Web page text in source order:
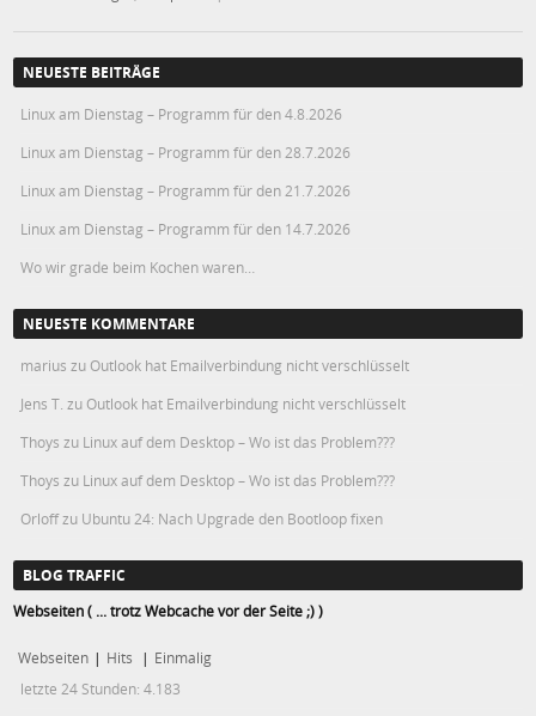
NEUESTE BEITRÄGE
Linux am Dienstag – Programm für den 4.8.2026
Linux am Dienstag – Programm für den 28.7.2026
Linux am Dienstag – Programm für den 21.7.2026
Linux am Dienstag – Programm für den 14.7.2026
Wo wir grade beim Kochen waren…
NEUESTE KOMMENTARE
marius zu Outlook hat Emailverbindung nicht verschlüsselt
Jens T. zu Outlook hat Emailverbindung nicht verschlüsselt
Thoys zu Linux auf dem Desktop – Wo ist das Problem???
Thoys zu Linux auf dem Desktop – Wo ist das Problem???
Orloffzu Ubuntu 24: Nach Upgrade den Bootloop fixen
BLOG TRAFFIC
Webseiten ( ... trotz Webcache vor der Seite ;) )
Webseiten | Hits | Einmalig
letzte 24 Stunden:4.183